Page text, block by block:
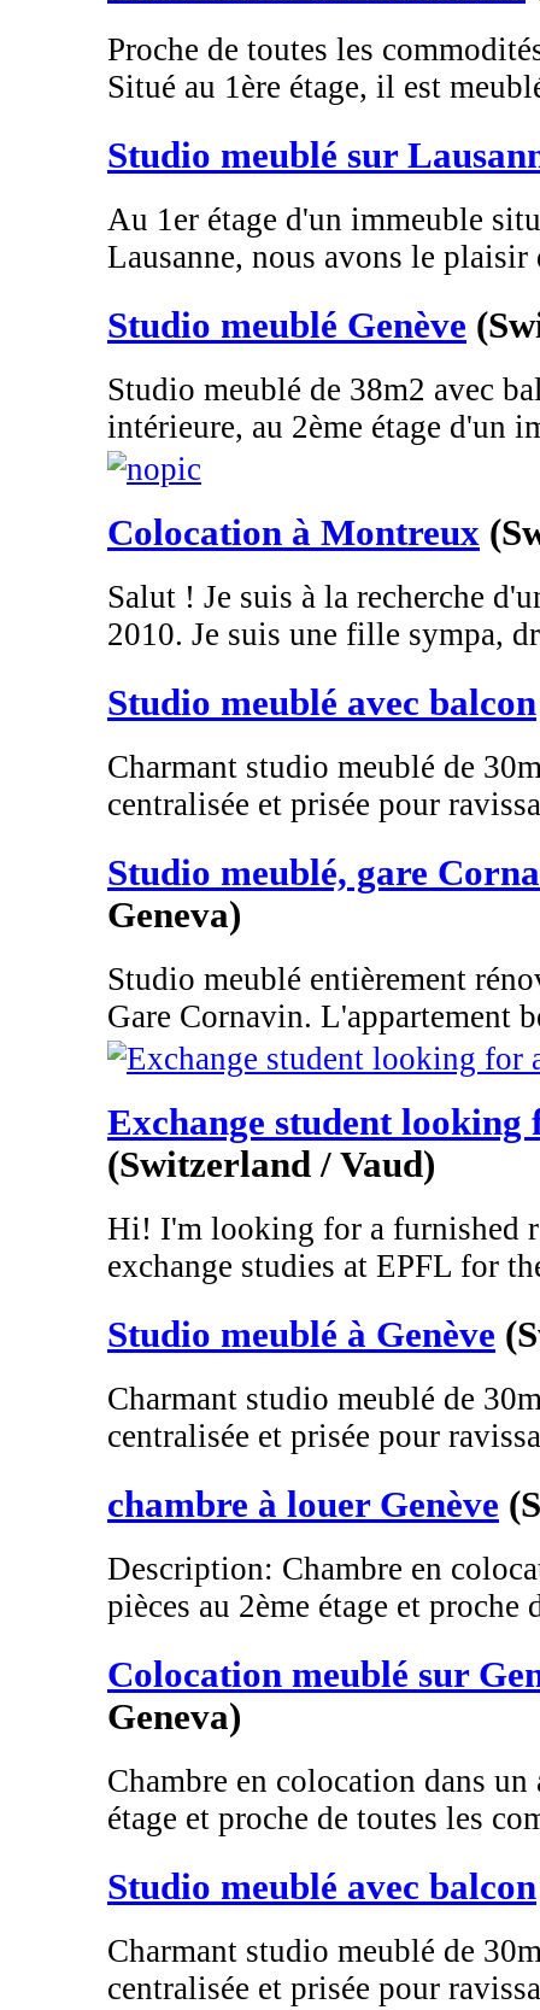
Proche de toutes les
Situé au 1ère étage, il est
Studio meublé sur
Au 1er étage d'un immeuble
Lausanne, nous avons le plaisir
Studio meublé Genève
Studio meublé de 38m2 avec
intérieure, au 2ème étage d'un
Colocation à Montreux
Salut ! Je suis à la recherche
2010. Je suis une fille sympa,
Studio meublé avec balcon
Charmant studio meublé de
centralisée et prisée pour
Studio meublé, gare
Geneva)
Studio meublé entièrement
Gare Cornavin. L'appartement
Exchange student looking
(Switzerland / Vaud)
Hi! I'm looking for a furnished
exchange studies at EPFL for
Studio meublé à Genève
Charmant studio meublé de
centralisée et prisée pour
chambre à louer Genève
Description: Chambre en
pièces au 2ème étage et proche
Colocation meublé sur
Geneva)
Chambre en colocation dans un
étage et proche de toutes les
Studio meublé avec balcon
Charmant studio meublé de
centralisée et prisée pour